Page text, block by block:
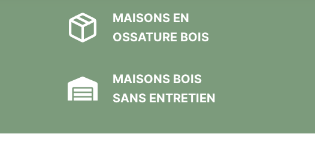
MAISONS EN
OSSATURE BOIS
MAISONS BOIS
SANS ENTRETIEN